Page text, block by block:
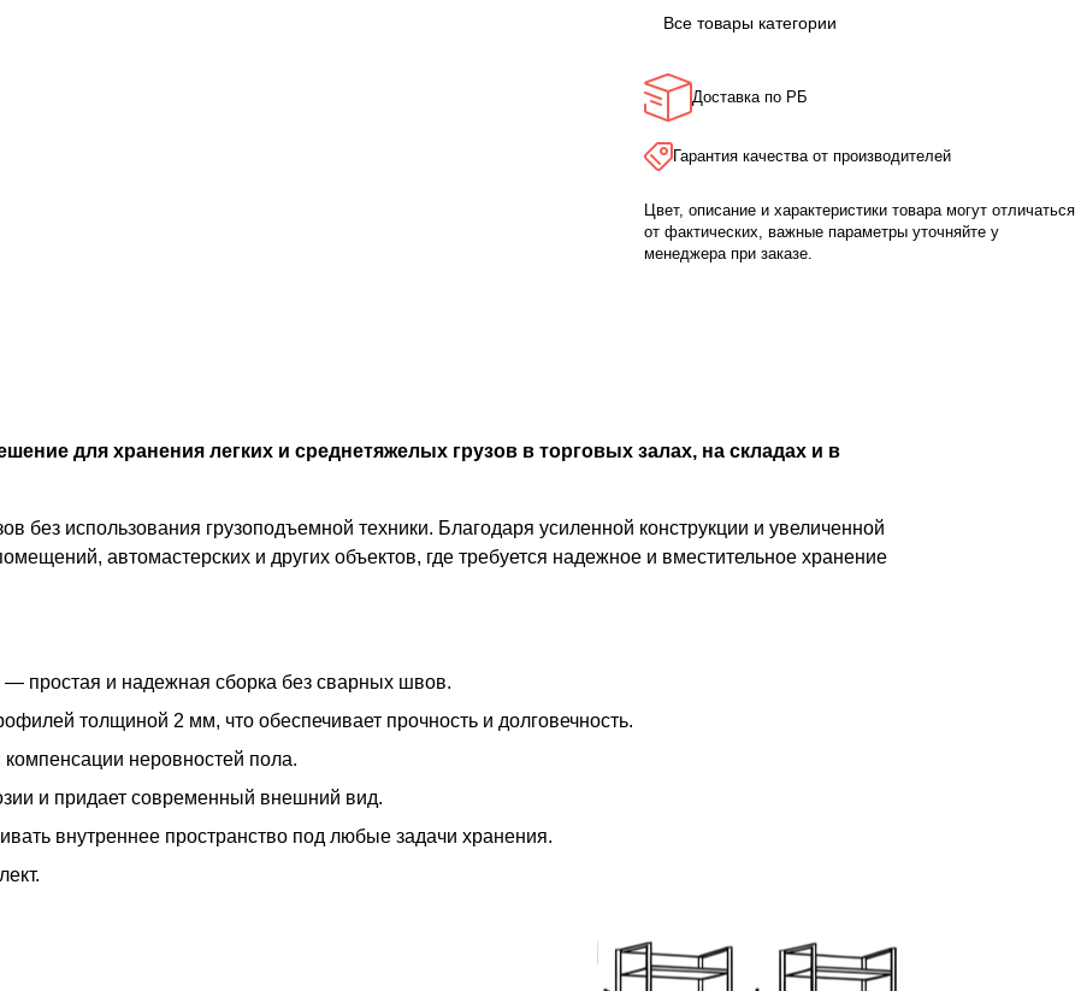
Все товары категории
Доставка по РБ
Гарантия качества от производителей
Цвет, описание и характеристики товара могут отличаться
от фактических, важные параметры уточняйте у
менеджера при заказе.
для хранения легких и среднетяжелых грузов в торговых залах, на складах и в
без использования грузоподъемной техники. Благодаря усиленной конструкции и увеличенной
автомастерских и других объектов, где требуется надежное и вместительное хранение
простая и надежная сборка без сварных швов.
толщиной 2 мм, что обеспечивает прочность и долговечность.
неровностей пола.
и придает современный внешний вид.
внутреннее пространство под любые задачи хранения.